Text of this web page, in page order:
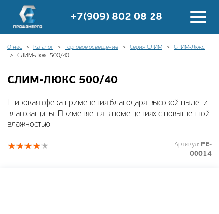
+7(909) 802 08 28
О нас Каталог Торговое освещение Серия СЛИМ
СЛИМ-Люкс
СЛИМ-Люкс 500/40
СЛИМ-ЛЮКС 500/40
Широкая сфера применения благодаря высокой пыле- и
влагозащиты. Применяется в помещениях с повышенной
влажностью
Артикул: PE-
00014